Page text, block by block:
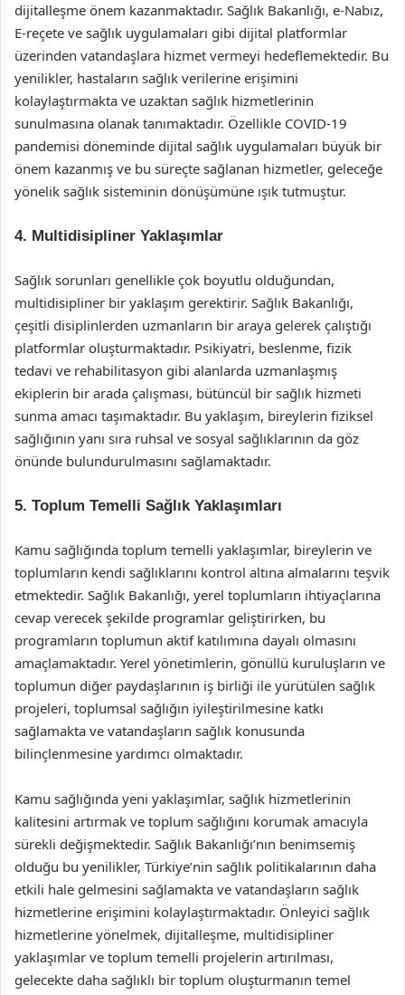
dijitalleşme önem kazanmaktadır. Sağlık Bakanlığı, e-Nabız,
E-reçete ve sağlık uygulamaları gibi dijital platformlar
üzerinden vatandaşlara hizmet vermeyi hedeflemektedir. Bu
yenilikler, hastaların sağlık verilerine erişimini
kolaylaştırmakta ve uzaktan sağlık hizmetlerinin
sunulmasına olanak tanımaktadır. Özellikle COVID-19
pandemisi döneminde dijital sağlık uygulamaları büyük bir
önem kazanmış ve bu süreçte sağlanan hizmetler, geleceğe
yönelik sağlık sisteminin dönüşümüne ışık tutmuştur.
4. Multidisipliner Yaklaşımlar
Sağlık sorunları genellikle çok boyutlu olduğundan,
multidisipliner bir yaklaşım gerektirir. Sağlık Bakanlığı,
çeşitli disiplinlerden uzmanların bir araya gelerek çalıştığı
platformlar oluşturmaktadır. Psikiyatri, beslenme, fizik
tedavi ve rehabilitasyon gibi alanlarda uzmanlaşmış
ekiplerin bir arada çalışması, bütüncül bir sağlık hizmeti
sunma amacı taşımaktadır. Bu yaklaşım, bireylerin fiziksel
sağlığının yanı sıra ruhsal ve sosyal sağlıklarının da göz
önünde bulundurulmasını sağlamaktadır.
5. Toplum Temelli Sağlık Yaklaşımları
Kamu sağlığında toplum temelli yaklaşımlar, bireylerin ve
toplumların kendi sağlıklarını kontrol altına almalarını teşvik
etmektedir. Sağlık Bakanlığı, yerel toplumların ihtiyaçlarına
cevap verecek şekilde programlar geliştirirken, bu
programların toplumun aktif katılımına dayalı olmasını
amaçlamaktadır. Yerel yönetimlerin, gönüllü kuruluşların ve
toplumun diğer paydaşlarının iş birliği ile yürütülen sağlık
projeleri, toplumsal sağlığın iyileştirilmesine katkı
sağlamakta ve vatandaşların sağlık konusunda
bilinçlenmesine yardımcı olmaktadır.
Kamu sağlığında yeni yaklaşımlar, sağlık hizmetlerinin
kalitesini artırmak ve toplum sağlığını korumak amacıyla
sürekli değişmektedir. Sağlık Bakanlığı’nın benimsemiş
olduğu bu yenilikler, Türkiye’nin sağlık politikalarının daha
etkili hale gelmesini sağlamakta ve vatandaşların sağlık
hizmetlerine erişimini kolaylaştırmaktadır. Önleyici sağlık
hizmetlerine yönelmek, dijitalleşme, multidisipliner
yaklaşımlar ve toplum temelli projelerin artırılması,
gelecekte daha sağlıklı bir toplum oluşturmanın temel